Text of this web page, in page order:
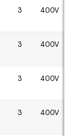
3 400V
3 400V
3 400V
3 400V